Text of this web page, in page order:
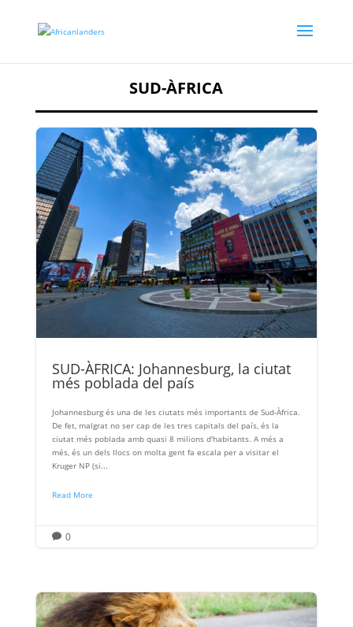
SUD-ÀFRICA
SUD-ÀFRICA: Johannesburg, la ciutat
més poblada del país
Johannesburg és una de les ciutats més importants de Sud-Àfrica.
De fet, malgrat no ser cap de les tres capitals del país, és la
ciutat més poblada amb quasi 8 milions d'habitants. A més a
més, és un dels llocs on molta gent fa escala per a visitar el
Kruger NP (si...
Read More
 0